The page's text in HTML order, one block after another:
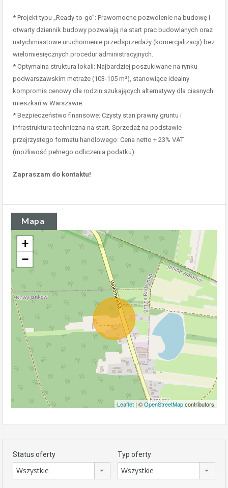
* Projekt typu „Ready-to-go”: Prawomocne pozwolenie na budowę i
otwarty dziennik budowy pozwalają na start prac budowlanych oraz
natychmiastowe uruchomienie przedsprzedaży (komercjalizacji) bez
wielomiesięcznych procedur administracyjnych.
* Optymalna struktura lokali: Najbardziej poszukiwane na rynku
podwarszawskim metraże (103-105 m²), stanowiące idealny
kompromis cenowy dla rodzin szukających alternatywy dla ciasnych
mieszkań w Warszawie.
* Bezpieczeństwo finansowe: Czysty stan prawny gruntu i
infrastruktura techniczna na start. Sprzedaż na podstawie
przejrzystego formatu handlowego: Cena netto + 23% VAT
(możliwość pełnego odliczenia podatku).
Zapraszam do kontaktu!
Mapa
+
−
Leaflet | ©OpenStreetMapcontributors
Status oferty
Wszystkie
Typ oferty
Wszystkie